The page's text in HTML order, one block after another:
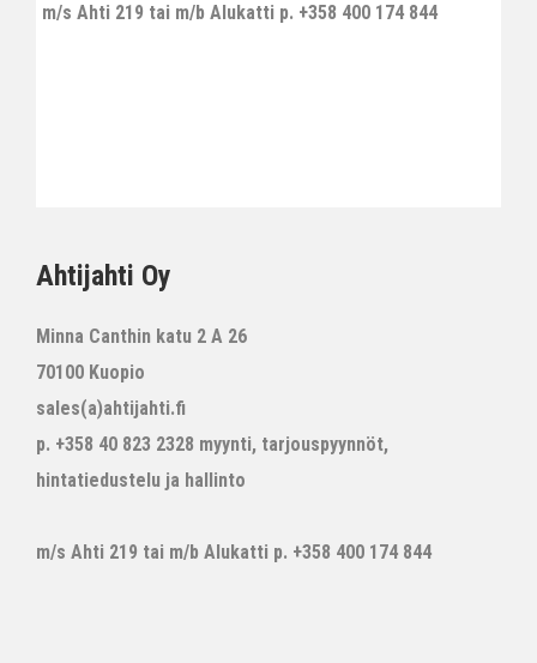
m/s Ahti 219 tai m/b Alukatti p. +358 400 174 844
Ahtijahti Oy
Minna Canthin katu 2 A 26
70100 Kuopio
sales(a)ahtijahti.fi
p. +358 40 823 2328 myynti, tarjouspyynnöt,
hintatiedustelu ja hallinto
m/s Ahti 219 tai m/b Alukatti p. +358 400 174 844